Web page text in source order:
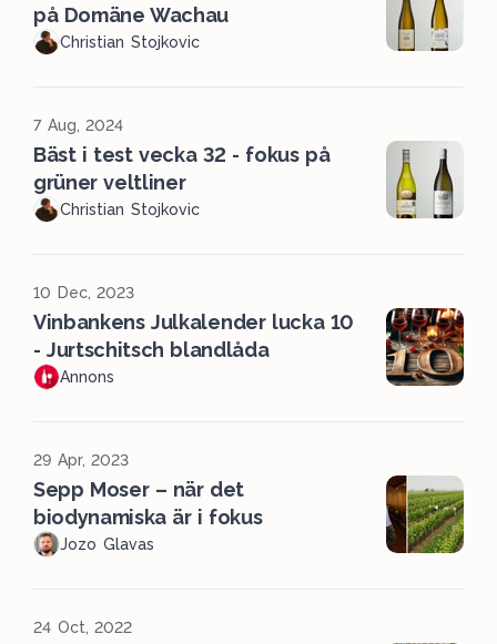
på Domäne Wachau
Christian Stojkovic
7 Aug, 2024
Bäst i test vecka 32 - fokus på
grüner veltliner
Christian Stojkovic
10 Dec, 2023
Vinbankens Julkalender lucka 10
- Jurtschitsch blandlåda
Annons
29 Apr, 2023
Sepp Moser – när det
biodynamiska är i fokus
Jozo Glavas
24 Oct, 2022